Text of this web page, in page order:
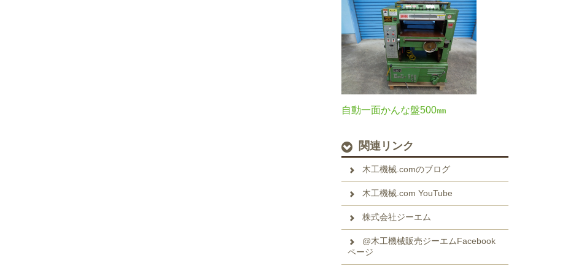
自動一面かんな盤500㎜
関連リンク
木工機械.comのブログ
木工機械.com YouTube
株式会社ジーエム
@木工機械販売ジーエムFacebook
ページ